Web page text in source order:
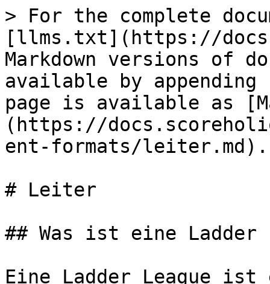
> For the complete
[llms.txt](https://
Markdown versions of
available by
page is available as
(https://
ent-formats/leiter.md).
# Leiter
## Was ist eine Ladder
Eine Ladder League